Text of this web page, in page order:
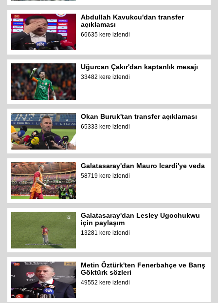
Abdullah Kavukcu'dan transfer
açıklaması
66635 kere izlendi
Uğurcan Çakır'dan kaptanlık mesajı
33482 kere izlendi
Okan Buruk'tan transfer açıklaması
65333 kere izlendi
Galatasaray'dan Mauro Icardi'ye veda
58719 kere izlendi
Galatasaray'dan Lesley Ugochukwu
için paylaşım
13281 kere izlendi
Metin Öztürk'ten Fenerbahçe ve Barış
Göktürk sözleri
49552 kere izlendi